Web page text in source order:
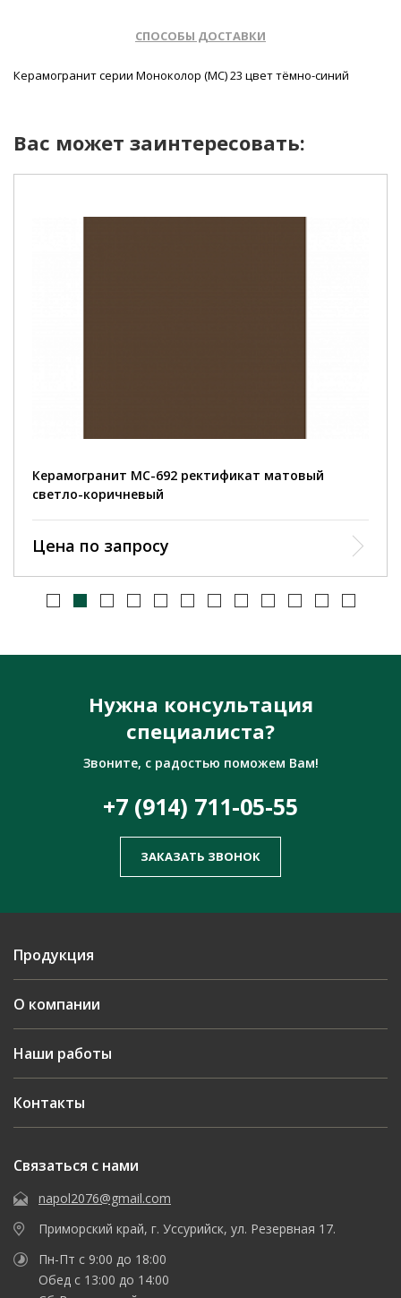
СПОСОБЫ ДОСТАВКИ
Керамогранит серии Моноколор (MC) 23 цвет тёмно-синий
Вас может заинтересовать:
Керамогранит MC-692 ректификат матовый
светло-коричневый
Цена по запросу
Нужна консультация
специалиста?
Звоните, с радостью поможем Вам!
+7 (914) 711-05-55
ЗАКАЗАТЬ ЗВОНОК
Продукция
О компании
Наши работы
Контакты
Связаться с нами
napol2076@gmail.com
Приморский край, г. Уссурийск, ул. Резервная 17.
Пн-Пт с 9:00 до 18:00
Обед с 13:00 до 14:00